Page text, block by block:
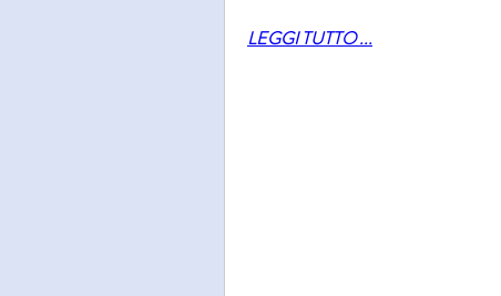
LEGGI TUTTO ...